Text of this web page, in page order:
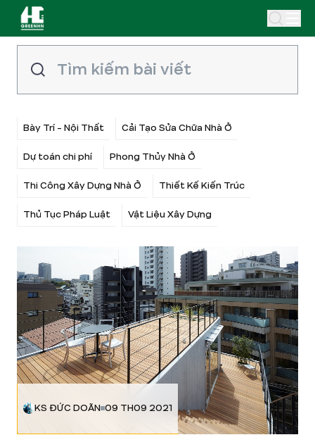
Bày Trí - Nội Thất Cải Tạo Sửa Chữa Nhà Ở
Dự toán chi phí Phong Thủy Nhà Ở
Thi Công Xây Dựng Nhà Ở Thiết Kế Kiến Trúc
Thủ Tục Pháp Luật Vật Liệu Xây Dựng
KS ĐỨC DOÃN 09 TH09 2021